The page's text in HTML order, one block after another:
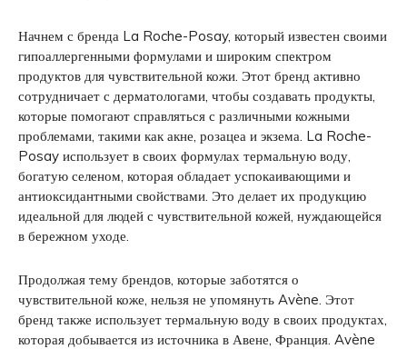
Начнем с бренда La Roche-Posay, который известен своими
гипоаллергенными формулами и широким спектром
продуктов для чувствительной кожи. Этот бренд активно
сотрудничает с дерматологами, чтобы создавать продукты,
которые помогают справляться с различными кожными
проблемами, такими как акне, розацеа и экзема. La Roche-
Posay использует в своих формулах термальную воду,
богатую селеном, которая обладает успокаивающими и
антиоксидантными свойствами. Это делает их продукцию
идеальной для людей с чувствительной кожей, нуждающейся
в бережном уходе.
Продолжая тему брендов, которые заботятся о
чувствительной коже, нельзя не упомянуть Avène. Этот
бренд также использует термальную воду в своих продуктах,
которая добывается из источника в Авене, Франция. Avène